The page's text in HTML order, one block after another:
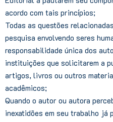
acordo com tais princípios;
Todas as questões
pesquisa envolvendo seres
responsabilidade única dos
instituições que solicitarem a
artigos, livros ou outros
acadêmicos;
Quando o autor ou autora
inexatidões em seu trabalho já